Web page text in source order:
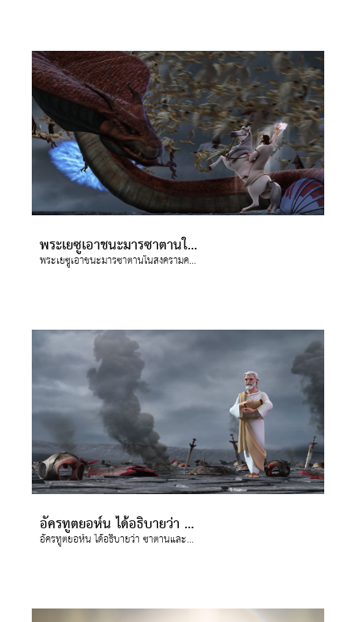
พระเยซูเอาชนะมารซาตานในสงครามครั้งสุดท้าย
พระเยซูเอาชนะมารซาตานในสงครามครั้งสุดท้าย
อัครทูตยอห์น ได้อธิบายว่า ซาตานและความชั่วร้ายได้ถูกกำจัดอย่างสิ้นซากตลอดกาล
อัครทูตยอห์น ได้อธิบายว่า ซาตานและความชั่วร้ายได้ถูกกำจัดอย่างสิ้นซากตลอดกาล